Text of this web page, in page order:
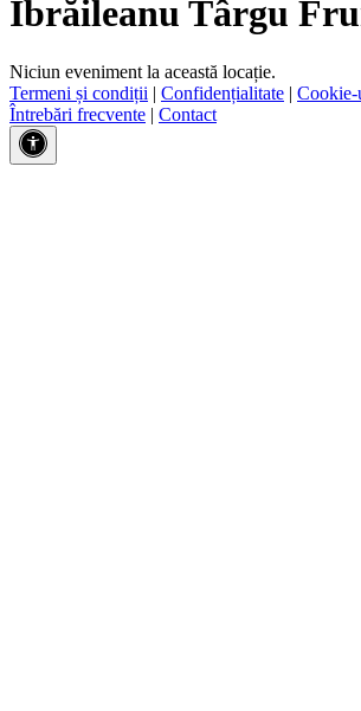
Ibrăileanu Târgu
Niciun eveniment la această locație.
Termeni și condiții | Confidențialitate | Cookie-
Întrebări frecvente | Contact